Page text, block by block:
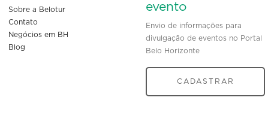
Sobre a Belotur
Contato
Negócios em BH
Blog
evento
Envio de informações para
divulgação de eventos no Portal
Belo Horizonte
CADASTRAR